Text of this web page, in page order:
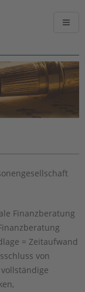
Finanzberatung
= Zeitaufwand
von